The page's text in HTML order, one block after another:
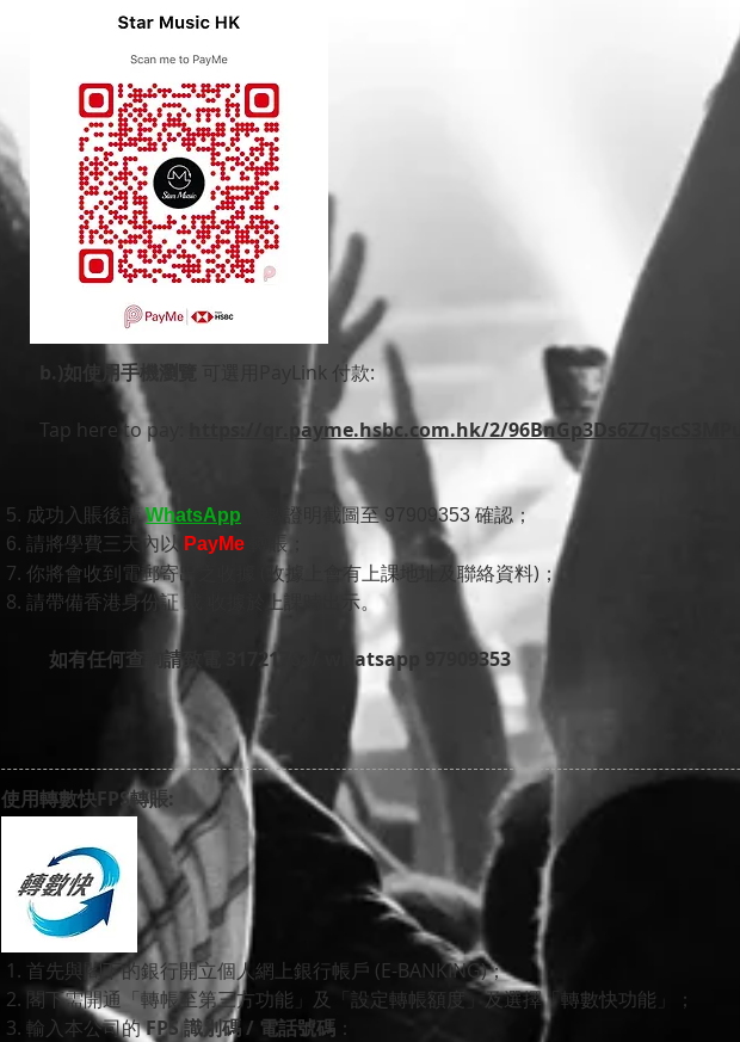
b.) 如使用手機瀏覽 ayLink 付款:
Tap here to pay: https://qr.payme.hsbc.com.hk/2/
5. 成功入賬後請WhatsApp
入數證明截圖至 97909353 確認；
6. 請將學費三天內以 PayMe 轉賬​​；
7. 你將會收到電郵寄出之收據 (收據上會有上課地址及聯絡資料)；
8. 請帶備香港身份証 或 收據於上課時出示。
如有任何查詢請致電 31721764/ whatsapp 97909353
使用轉數快FPS轉賬:
1. 首先與閣下的銀行開立個人網上銀行帳戶 (E-BANKING)；
2. 閣下需開通「轉帳至第三方功能」及「設定轉帳額度」及選擇「轉數快功能」；
3. 輸入本公司的FPS 識別碼 / 電話號碼 ：